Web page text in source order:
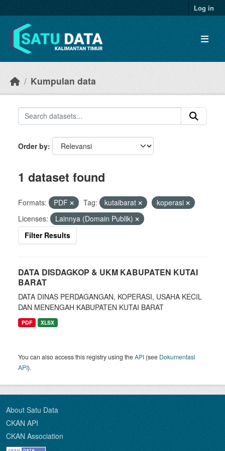
Log in
Kumpulan data
Order by
1 dataset found
Formats: PDF Tag: kutaibarat
koperasi
Licenses:
Lainnya (Domain Publik)
Filter Results
DATA DISDAGKOP & UKM KABUPATEN KUTAI
BARAT
DATA DINAS PERDAGANGAN, KOPERASI, USAHA KECIL
DAN MENENGAH KABUPATEN KUTAI BARAT
PDF XLSX
You can also access this registry using theAPI (see Dokumentasi
API).
About Satu Data
CKAN API
CKAN Association